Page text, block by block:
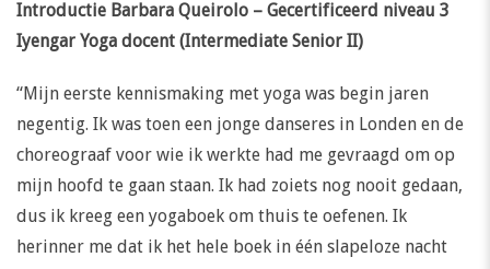
Introductie Barbara Queirolo – Gecertificeerd niveau 3
Iyengar Yoga docent (Intermediate Senior II)
“Mijn eerste kennismaking met yoga was begin jaren
negentig. Ik was toen een jonge danseres in Londen en de
choreograaf voor wie ik werkte had me gevraagd om op
mijn hoofd te gaan staan. Ik had zoiets nog nooit gedaan,
dus ik kreeg een yogaboek om thuis te oefenen. Ik
herinner me dat ik het hele boek in één slapeloze nacht